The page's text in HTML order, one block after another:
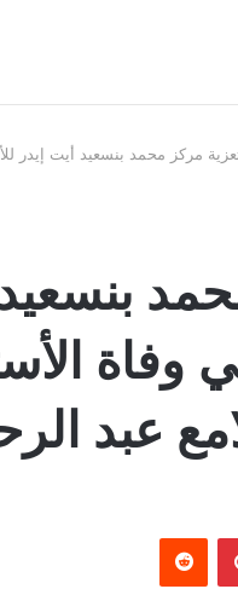
مركز محمد بنسعيد أيت إيدر
عبد
بينتيريست